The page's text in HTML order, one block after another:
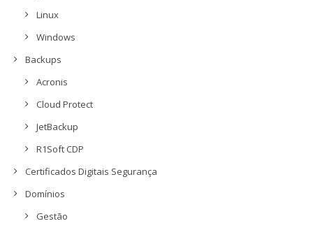
Linux
Windows
Backups
Acronis
Cloud Protect
JetBackup
R1Soft CDP
Certificados Digitais Segurança
Domínios
Gestão